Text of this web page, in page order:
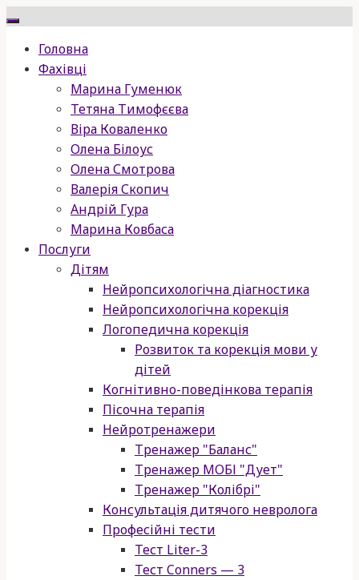
Skip
contentГоловна
Фахівці
Марина Гуменюк
Тетяна Тимофєєва
Віра Коваленко
Олена Білоус
Олена Смотрова
Валерія Скопич
Андрій Гура
Марина Ковбаса
Послуги
Дітям
Нейропсихологічна діагностика
Нейропсихологічна корекція
Логопедична корекція
Розвиток та корекція мови у
дітей
Когнітивно-поведінкова терапія
Пісочна терапія
Нейротренажери
Тренажер "Баланс"
Тренажер МОБІ "Дует"
Тренажер "Колібрі"
Консультація дитячого невролога
Професійні тести
Тест Liter-3
Тест Conners — 3